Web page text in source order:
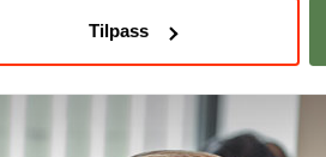
Tilpass